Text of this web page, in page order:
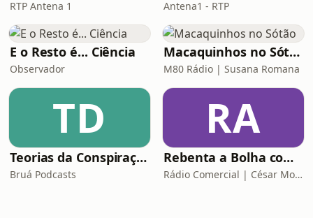
RTP Antena 1 Antena1 - RTP
E o Resto é... Ciência
Observador
Macaquinhos no Sótão
M80 Rádio | Susana Romana
TD
Teorias da Conspiração
Bruá Podcasts
RA
Rebenta a Bolha com César Mourão
Rádio Comercial | César Mourão